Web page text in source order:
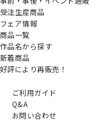
受注生産商品
フェア情報
商品一覧
作品名から探す
新着商品
好評により再販売！
ご利用ガイド
Q&A
お問い合わせ